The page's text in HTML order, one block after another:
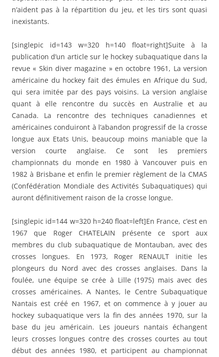
n’aident pas à la répartition du jeu, et les tirs sont quasi
inexistants.
[singlepic id=143 w=320 h=140 float=right]Suite à la
publication d’un article sur le hockey subaquatique dans la
revue « Skin diver magazine » en octobre 1961, La version
américaine du hockey fait des émules en Afrique du Sud,
qui sera imitée par des pays voisins. La version anglaise
quant à elle rencontre du succès en Australie et au
Canada. La rencontre des techniques canadiennes et
américaines conduiront à l’abandon progressif de la crosse
longue aux Etats Unis, beaucoup moins maniable que la
version courte anglaise. Ce sont les premiers
championnats du monde en 1980 à Vancouver puis en
1982 à Brisbane et enfin le premier règlement de la CMAS
(Confédération Mondiale des Activités Subaquatiques) qui
auront définitivement raison de la crosse longue.
[singlepic id=144 w=320 h=240 float=left]En France, c’est en
1967 que Roger CHATELAIN présente ce sport aux
membres du club subaquatique de Montauban, avec des
crosses longues. En 1973, Roger RENAULT initie les
plongeurs du Nord avec des crosses anglaises. Dans la
foulée, une équipe se crée à Lille (1975) mais avec des
crosses américaines. A Nantes, le Centre Subaquatique
Nantais est créé en 1967, et on commence à y jouer au
hockey subaquatique vers la fin des années 1970, sur la
base du jeu américain. Les joueurs nantais échangent
leurs crosses longues contre des crosses courtes au tout
début des années 1980, et participent au championnat